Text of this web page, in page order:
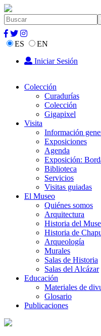
ES
EN
Iniciar Sesión
Colección
Curadurías
Colección
Gigapixel
Visita
Información
Exposiciones
Agenda
Exposición:
Biblioteca
Servicios
Visitas guiadas
El Museo
Quiénes somos
Arquitectura
Historia del
Historia de
Arqueología
Murales
Salas de Historia
Salas del Alcázar
Educación
Materiales de
Glosario
Publicaciones